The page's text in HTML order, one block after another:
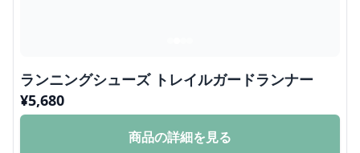
ランニングシューズ トレイルガードランナー
¥5,680
商品の詳細を見る